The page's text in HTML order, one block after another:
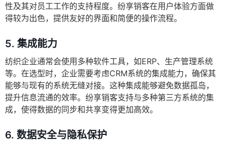
性及其对员工工作的支持程度。纷享销客在用户体验方面做
得较为出色，提供友好的界面和简便的操作流程。
5. 集成能力
纺织企业通常会使用多种软件工具，如ERP、生产管理系统
等。在选型时，企业需要考虑CRM系统的集成能力，确保其
能够与现有的系统无缝对接。这种集成能够避免数据孤岛，
提升信息流通的效率。纷享销客支持与多种第三方系统的集
成，使得数据的同步和共享变得更加高效。
6. 数据安全与隐私保护